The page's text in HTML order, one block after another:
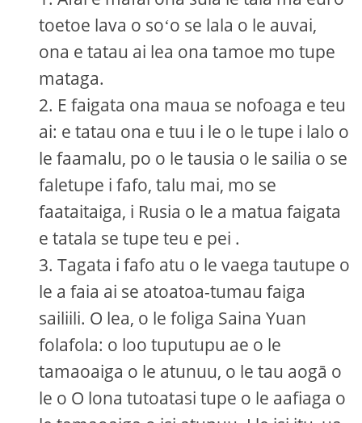
toetoe lava o soʻo se lala o le auvai,
ona e tatau ai lea ona tamoe mo tupe
mataga.
E faigata ona maua se nofoaga e teu
ai: e tatau ona e tuu i le o le tupe i lalo o
le faamalu, po o le tausia o le sailia o se
faletupe i fafo, talu mai, mo se
faataitaiga, i Rusia o le a matua faigata
e tatala se tupe teu e pei .
Tagata i fafo atu o le vaega tautupe o
le a faia ai se atoatoa-tumau faiga
sailiili. O lea, o le foliga Saina Yuan
folafola: o loo tuputupu ae o le
tamaoaiga o le atunuu, o le tau aogā o
le o O lona tutoatasi tupe o le aafiaga o